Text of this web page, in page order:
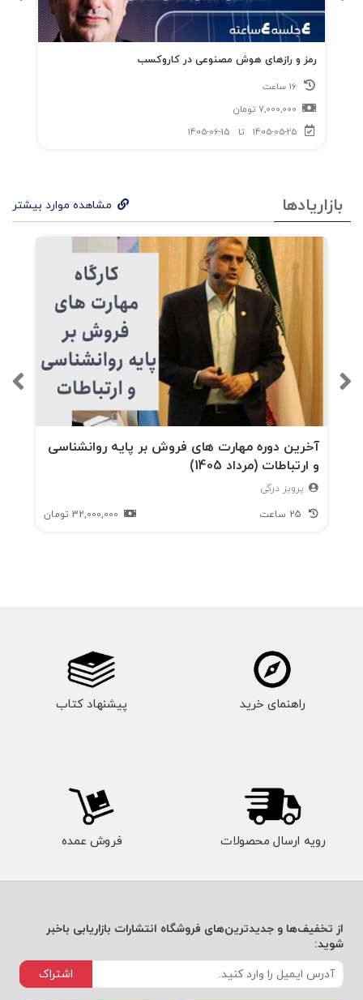
راز تامل
تمرین خود-تاملی
خلاصه فصل
نتیجه گیری
رمز و رازهای هوش مصنوعی در کاروکسب
7,000,000 تومان
1405-05-25
تا 1405-06-15
بازاریادها مشاهده موارد بیشتر
آخرین دوره مهارت های فروش بر پایه روانشناسی
و ارتباطات (مرداد 1405)
پرویز درگی
32,000,000 تومان
راهنمای خرید پیشنهاد کتاب
رویه ارسال محصولات فروش عمده
از تخفیف‌ها و جدیدترین‌های فروشگاه انتشارات بازاریابی باخبر
شوید:
اشتراک